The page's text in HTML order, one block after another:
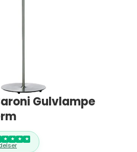
Gulvlampe
★ ★ ★ ★